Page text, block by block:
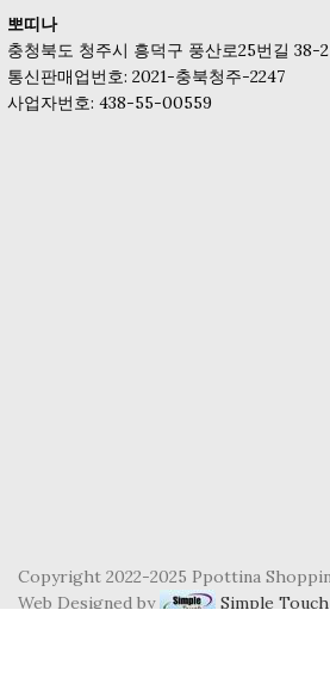
뽀띠나
충청북도 청주시 흥덕구 풍산로25번길 38-
통신판매업번호: 2021-충북청주-2247
사업자번호: 438-55-00559
Copyright 2022-2025 Ppottina
Web Designed by
Simple